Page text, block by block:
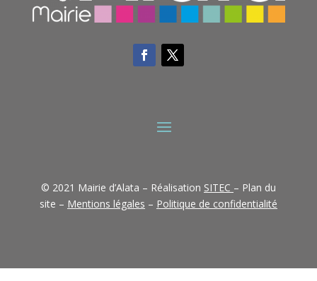
© 2021 Mairie d’Alata – Réalisation SITEC – Plan du
site – Mentions légales – Politique de confidentialité